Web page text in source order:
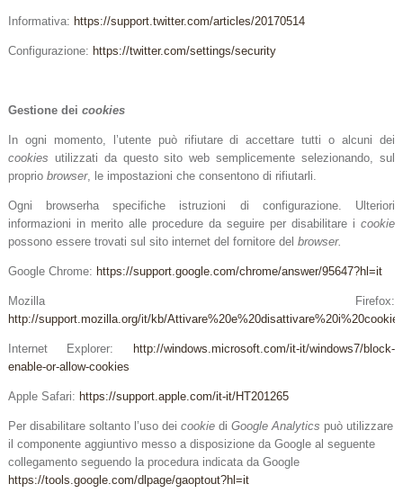
Informativa: https://support.twitter.com/articles/20170514
Configurazione: https://twitter.com/settings/security
Gestione dei cookies
In ogni momento, l’utente può rifiutare di accettare tutti o alcuni dei
cookies utilizzati da questo sito web semplicemente selezionando, sul
proprio browser, le impostazioni che consentono di rifiutarli.
Ogni browserha specifiche istruzioni di configurazione. Ulteriori
informazioni in merito alle procedure da seguire per disabilitare icookie
possono essere trovati sul sito internet del fornitore del browser.
Google Chrome: https://support.google.com/chrome/answer/95647?hl=it
Mozilla Firefox:
http://support.mozilla.org/it/kb/Attivare%20e%20disattivare%20i%20cookie
Internet Explorer:
http://windows.microsoft.com/it-it/windows7/block-
enable-or-allow-cookies
Apple Safari: https://support.apple.com/it-it/HT201265
Per disabilitare soltanto l’uso dei cookie di Google Analytics può utilizzare
il componente aggiuntivo messo a disposizione da Google al seguente
collegamento seguendo la procedura indicata da Google
https://tools.google.com/dlpage/gaoptout?hl=it